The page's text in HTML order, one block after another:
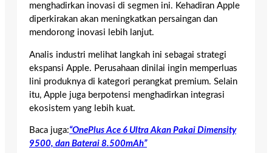
menghadirkan inovasi di segmen ini. Kehadiran Apple
diperkirakan akan meningkatkan persaingan dan
mendorong inovasi lebih lanjut.
Analis industri melihat langkah ini sebagai strategi
ekspansi Apple. Perusahaan dinilai ingin memperluas
lini produknya di kategori perangkat premium. Selain
itu, Apple juga berpotensi menghadirkan integrasi
ekosistem yang lebih kuat.
Baca juga:“OnePlus Ace 6 Ultra Akan Pakai Dimensity
9500, dan Baterai 8.500mAh”